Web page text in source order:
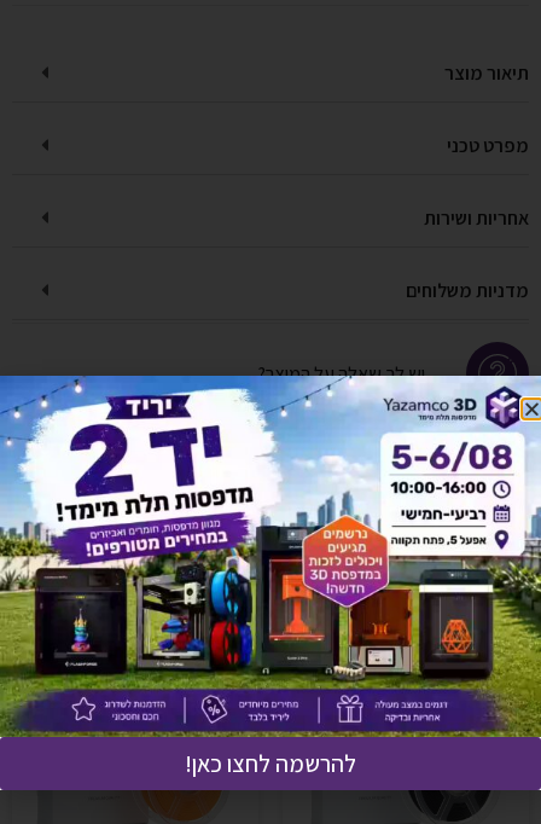
תיאור מוצר
מפרט טכני
אחריות ושירות
מדניות משלוחים
יש לך שאלה על המוצר?
לחץ כאן ונציגנו יחזרו אליך בהקדם!
אולי יעניין אותך גם
להרשמה לחצו כאן!